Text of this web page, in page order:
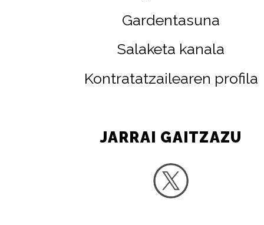
Gardentasuna
Salaketa kanala
Kontratatzailearen profila
JARRAI GAITZAZU